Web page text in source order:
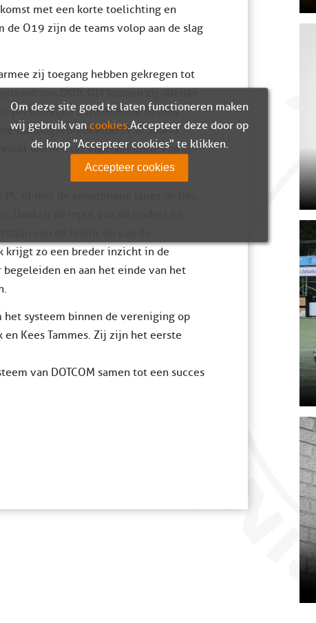
met een korte toelichting en
O19 zijn de teams volop aan de slag
zij toegang hebben gekregen tot
van DOTCOM kunnen zij allerlei
persoonlijke ontwikkeling tijdens
trainingsvoorbeelden van Sparta
worden ter voorbereiding van de
of met de smartphone langs de lijn,
Dankzij de input van de leiders en
van de teams en van de
krijgt zo een breder inzicht in de
en aan het einde van het
het systeem binnen de vereniging op
Kees Tammes. Zij zijn het eerste
van DOTCOM samen tot een succes
Om deze site goed te laten functioneren maken
wij gebruik van cookies. Accepteer deze door op
de knop "Accepteer cookies" te klikken.
Accepteer cookies